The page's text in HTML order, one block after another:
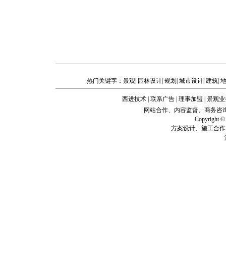
热门关键字： 景观 园林设计 规划 城市设计 建筑
西进技术 联系广告 理事加盟
景观
网站合作、内容监督、商务咨
Copyright
方案设计、施工合